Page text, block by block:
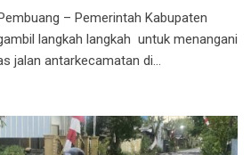
– Pemerintah Kabupaten
langkah langkah untuk menangani
jalan antarkecamatan di…